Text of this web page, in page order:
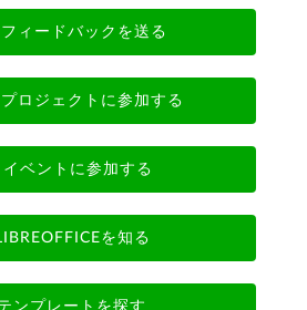
フィードバックを送る
プロジェクトに参加する
イベントに参加する
を知る
ンプレートを探す